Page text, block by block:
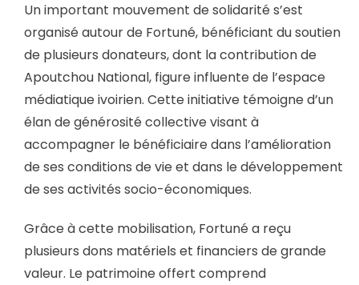
Un important mouvement de solidarité s’est
organisé autour de Fortuné, bénéficiant du soutien
de plusieurs donateurs, dont la contribution de
Apoutchou National, figure influente de l’espace
médiatique ivoirien. Cette initiative témoigne d’un
élan de générosité collective visant à
accompagner le bénéficiaire dans l’amélioration
de ses conditions de vie et dans le développement
de ses activités socio-économiques.
Grâce à cette mobilisation, Fortuné a reçu
plusieurs dons matériels et financiers de grande
valeur. Le patrimoine offert comprend